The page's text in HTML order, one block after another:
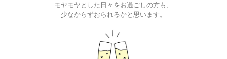
モヤモヤとした日々をお過ごしの方も、
少なからずおられるかと思います。